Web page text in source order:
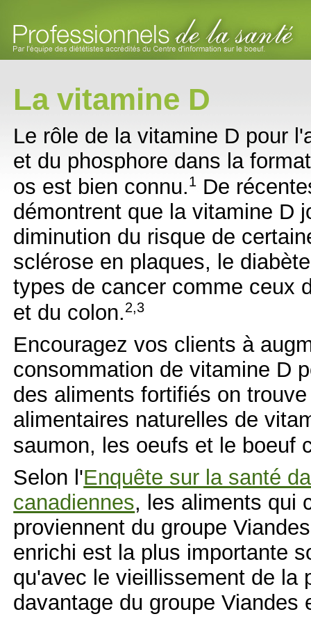
La vitamine D
Le rôle de la vitamine D pour
et du phosphore dans la
os est bien connu.1 De
démontrent que la vitamine D
diminution du risque de
sclérose en plaques, le
types de cancer comme ceux
et du colon.2,3
Encouragez vos clients à
consommation de vitamine D
des aliments fortifiés on
alimentaires naturelles de
saumon, les oeufs et le boeuf
Selon l'Enquête sur la santé
canadiennes, les aliments qui
proviennent du groupe
enrichi est la plus importante
qu'avec le vieillissement de la
davantage du groupe Viandes